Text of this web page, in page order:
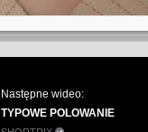
Następne wideo:
TYPOWE POLOWANIE